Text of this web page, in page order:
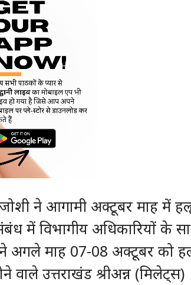
ने आगामी अक्टूबर माह में
में विभागीय अधिकारियों के
अगले माह 07-08 अक्टूबर को
उत्तराखंड श्रीअन्न (मिलेट्स)